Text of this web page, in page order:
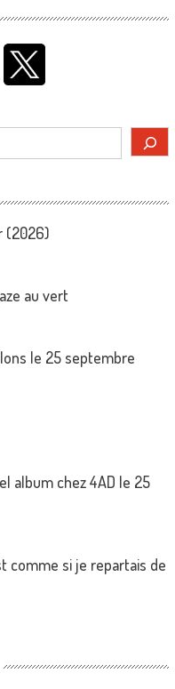
(2026)
au vert
le 25 septembre
album chez 4AD le 25
comme si je repartais de